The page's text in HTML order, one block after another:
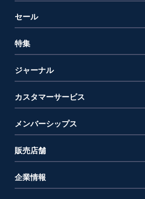
セール
特集
ジャーナル
カスタマーサービス
メンバーシップス
販売店舗
企業情報